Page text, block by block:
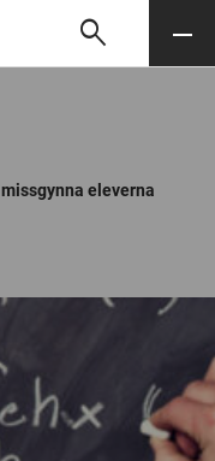
Söksearch Meny
eleverna